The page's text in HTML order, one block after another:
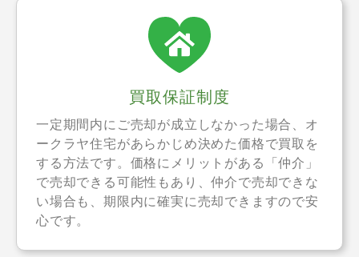
買取保証制度
一定期間内にご売却が成立しなかった場合、オ
ークラヤ住宅があらかじめ決めた価格で買取を
する方法です。価格にメリットがある「仲介」
で売却できる可能性もあり、仲介で売却できな
い場合も、期限内に確実に売却できますので安
心です。